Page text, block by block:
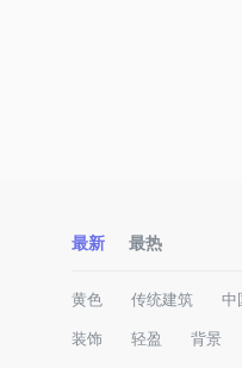
最新 最热
黄色 传统建筑 中
装饰 轻盈 背景